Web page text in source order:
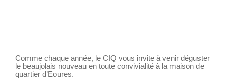
Comme chaque année, le CIQ vous invite à venir déguster
le beaujolais nouveau en toute convivialité à la maison de
quartier d’Eoures.